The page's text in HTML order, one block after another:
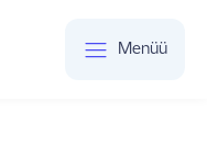
Menüü